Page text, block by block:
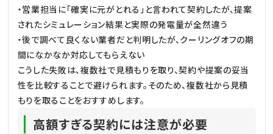
・営業担当に「確実に元がとれる」と言われて契約したが、提案
されたシミュレーション結果と実際の発電量が全然違う
・後で調べて良くない業者だと判明したが、クーリングオフの期
間になかなか対応してもらえない
こうした失敗は、複数社で見積もりを取り、契約や提案の妥当
性を比較することで避けられます。そのため、複数社から見積
もりを取ることをおすすめします。
高額すぎる契約には注意が必要